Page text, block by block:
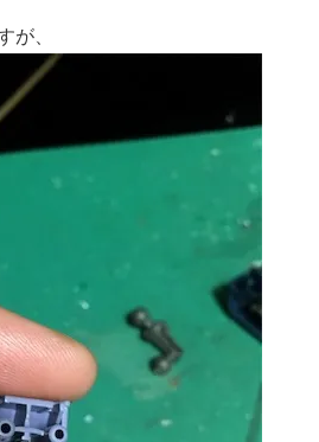
が、